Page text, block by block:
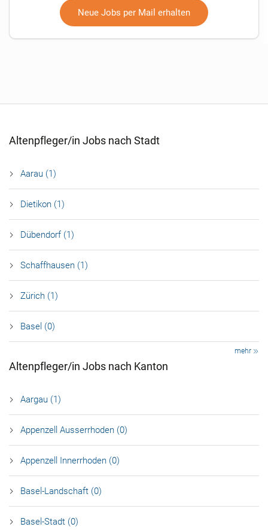
Neue Jobs per Mail erhalten
Altenpfleger/in Jobs nach Stadt
Aarau (1)
Dietikon (1)
Dübendorf (1)
Schaffhausen (1)
Zürich (1)
Basel (0)
mehr
Altenpfleger/in Jobs nach Kanton
Aargau (1)
Appenzell Ausserrhoden (0)
Appenzell Innerrhoden (0)
Basel-Landschaft (0)
Basel-Stadt (0)